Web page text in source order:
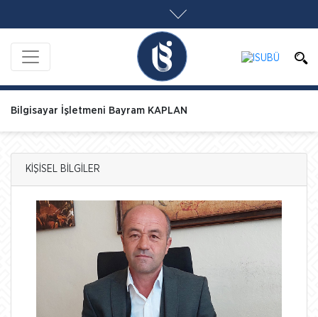
Bilgisayar İşletmeni Bayram KAPLAN
KİŞİSEL BİLGİLER